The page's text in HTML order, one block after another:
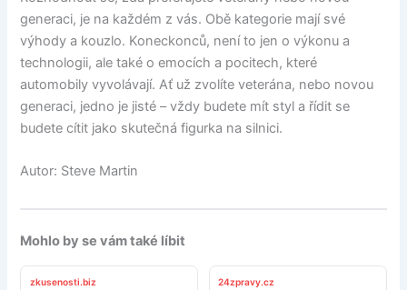
generaci, je na každém z vás. Obě kategorie mají své
výhody a kouzlo. Koneckonců, není to jen o výkonu a
technologii, ale také o emocích a pocitech, které
automobily vyvolávají. Ať už zvolíte veterána, nebo novou
generaci, jedno je jisté – vždy budete mít styl a řídit se
budete cítit jako skutečná figurka na silnici.
Autor: Steve Martin
Mohlo by se vám také líbit
zkusenosti.biz 24zpravy.cz